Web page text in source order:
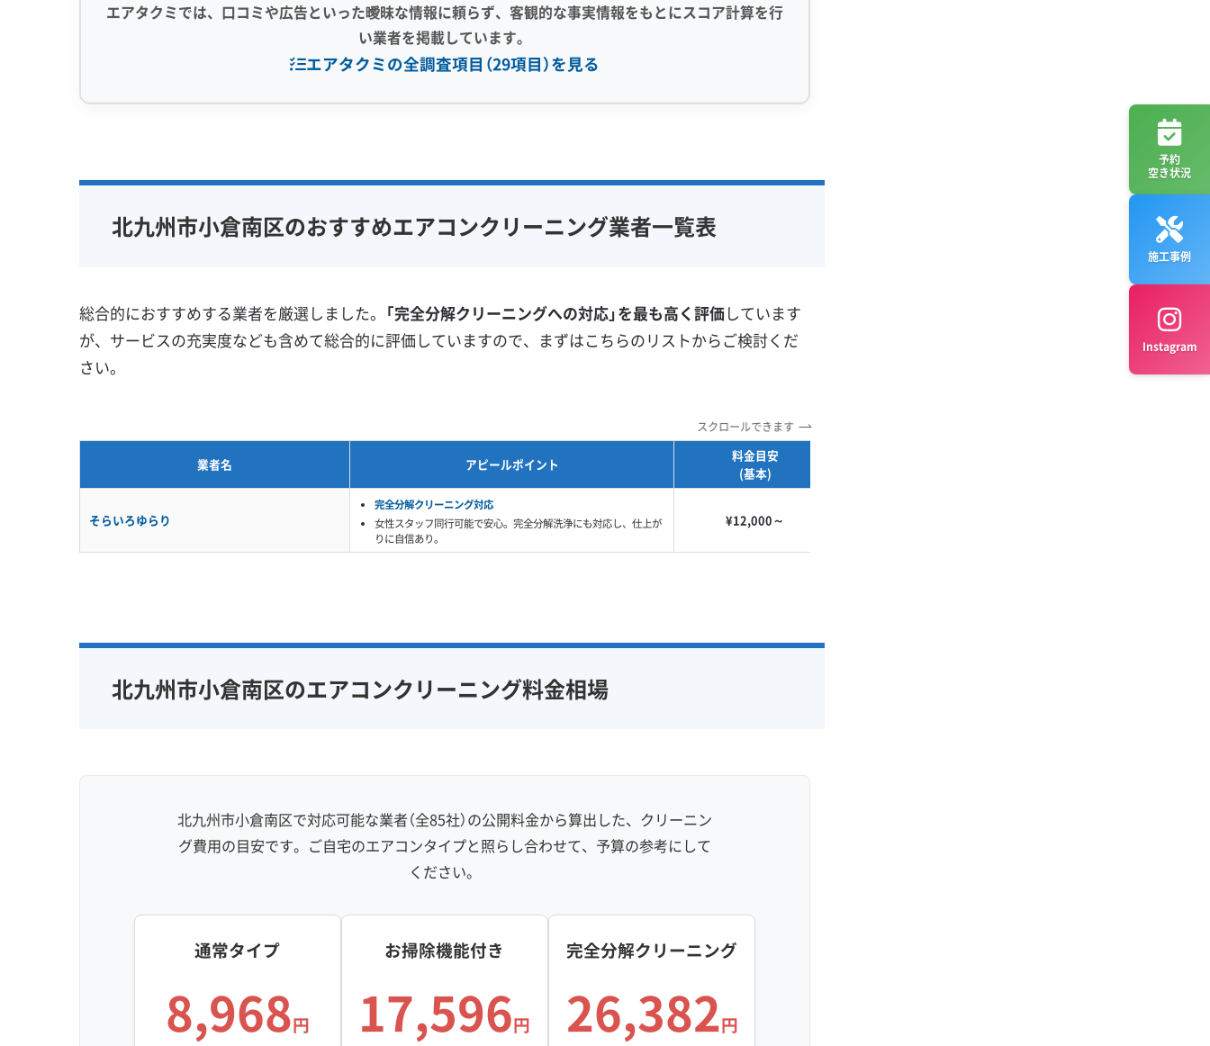
エアタクミでは、口コミや広告といった曖昧な情報に頼らず、客観的な事実情報をもとにスコア計算を行
い業者を掲載しています。
エアタクミの全調査項目（29項目）を見る
完全分解洗浄
部分クリーニング
家庭用エアコン
業務用エアコン
保証付き
アフターフォロー
アレルギー対策
ハウスダスト除去
定額料金 複数台割引
初回割引
即日対応可能
24時間対応
防汚コーティング
北九州市小倉南区のおすすめエアコンクリーニング業者一覧表
総合的におすすめする業者を厳選しました。 「完全分解クリーニングへの対応」を最も高く評価しています
が、サービスの充実度なども含めて総合的に評価していますので、まずはこちらのリストからご検討くだ
さい。
スクロールできます
業者名 アピールポイント
料金目安
(基本)
そらいろゆらり
完全分解クリーニング対応
女性スタッフ同行可能で安心。完全分解洗浄にも対応し、仕上が
りに自信あり。
¥12,000～
北九州市小倉南区のエアコンクリーニング料金相場
北九州市小倉南区で対応可能な業者（全85社）の公開料金から算出した、クリーニン
グ費用の目安です。ご自宅のエアコンタイプと照らし合わせて、予算の参考にして
ください。
通常タイプ
8,968円
お掃除機能付き
17,596円
完全分解クリーニング
26,382円
予約
空き状況
施工事例
Instagram